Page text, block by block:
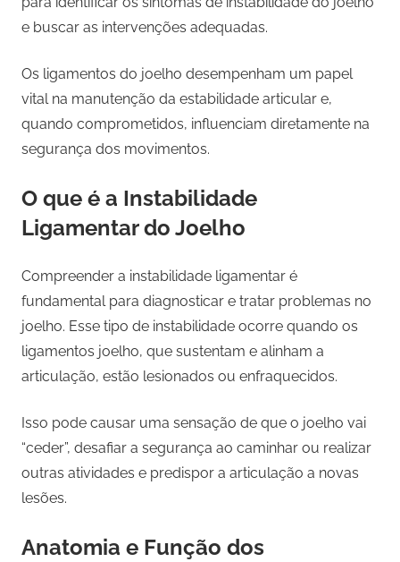
e buscar as intervenções adequadas.
Os ligamentos do joelho desempenham um papel
vital na manutenção da estabilidade articular e,
quando comprometidos, influenciam diretamente na
segurança dos movimentos.
O que é a Instabilidade
Ligamentar do Joelho
Compreender a instabilidade ligamentar é
fundamental para diagnosticar e tratar problemas no
joelho. Esse tipo de instabilidade ocorre quando os
ligamentos joelho, que sustentam e alinham a
articulação, estão lesionados ou enfraquecidos.
Isso pode causar uma sensação de que o joelho vai
“ceder”, desafiar a segurança ao caminhar ou realizar
outras atividades e predispor a articulação a novas
lesões.
Anatomia e Função dos